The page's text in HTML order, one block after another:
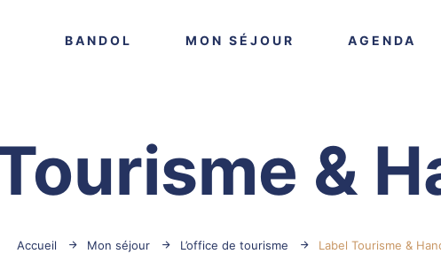
BANDOL VOIR PLUSMON SÉJOUR VOIR PLUSAGENDA
&
Accueil Mon séjour L’office de tourisme Label Tourisme &